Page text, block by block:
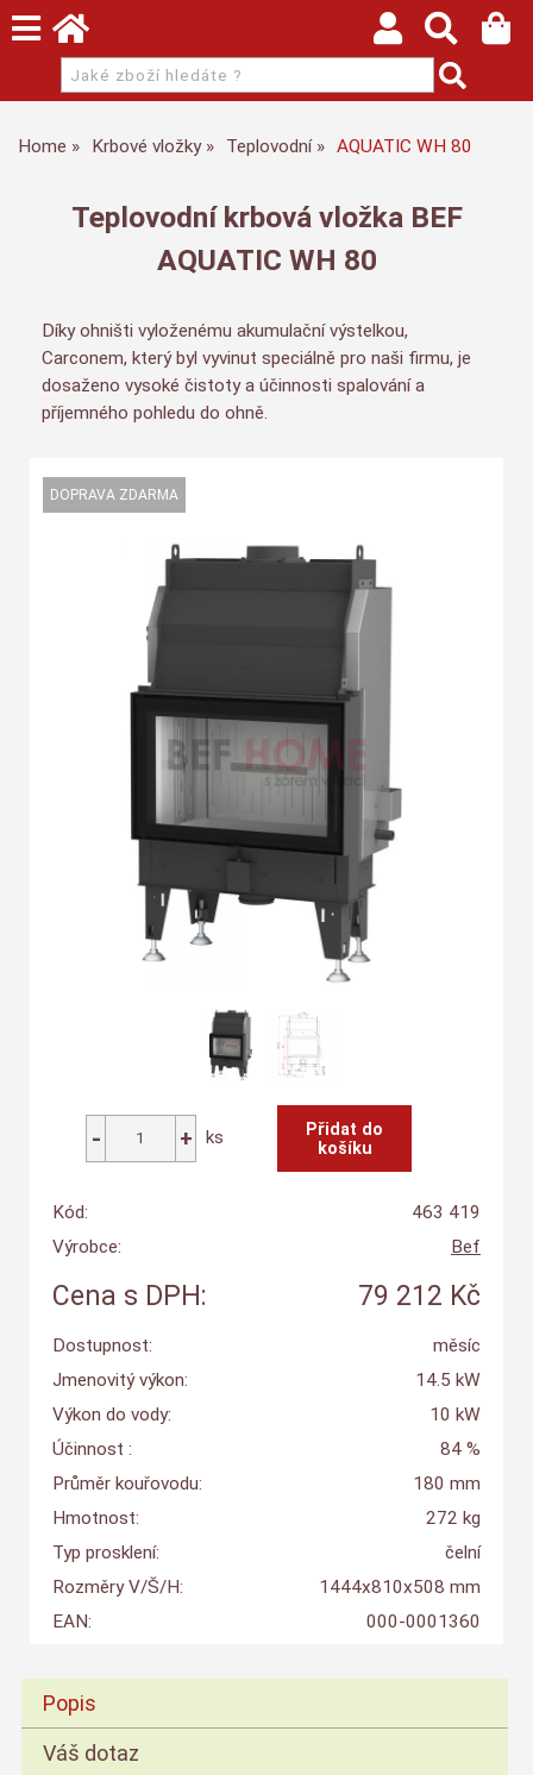
Home Krbové vložky Teplovodní AQUATIC WH 80
Teplovodní krbová vložka BEF
AQUATIC WH 80
Díky ohništi vyloženému akumulační výstelkou,
Carconem, který byl vyvinut speciálně pro naši firmu, je
dosaženo vysoké čistoty a účinnosti spalování a
příjemného pohledu do ohně.
ks
Kód:
463 419
Výrobce:
Bef
Cena s DPH: 79 212 Kč
Dostupnost:
měsíc
Jmenovitý výkon:
14.5 kW
Výkon do vody:
10 kW
Účinnost :
84 %
Průměr kouřovodu:
180 mm
Hmotnost:
272 kg
Typ prosklení:
čelní
Rozměry V/Š/H:
1444x810x508 mm
EAN:
000-0001360
Popis
Váš dotaz